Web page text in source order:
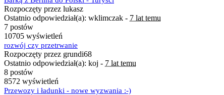
Rozpoczęty przez lukasz
Ostatnio odpowiedział(a): wklimczak - 7 lat temu
7 postów
10705 wyświetleń
rozwój czy przetrwanie
Rozpoczęty przez grundi68
Ostatnio odpowiedział(a): koj - 7 lat temu
8 postów
8572 wyświetleń
Przewozy i ładunki - nowe wyzwania :-)